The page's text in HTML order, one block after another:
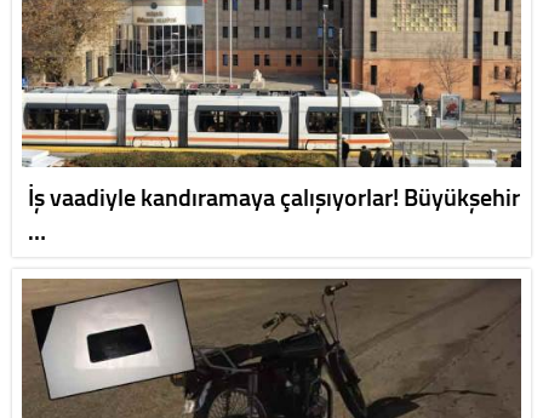
İş vaadiyle kandıramaya çalışıyorlar! Büyükşehir
…